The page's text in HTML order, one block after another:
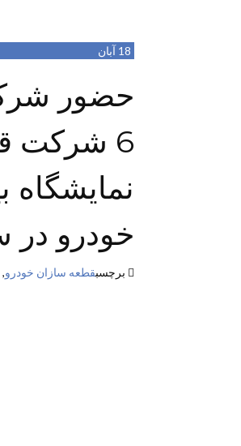
18 آبان
حضور
6 شرکت
خودرو در سالن 35 را به
برچسبقطعه سازان خودرو,